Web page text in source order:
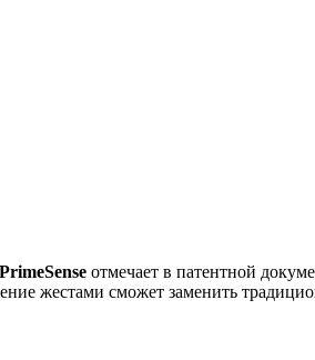
PrimeSense отмечает в патентной
жестами сможет заменить